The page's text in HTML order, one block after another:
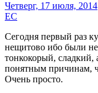
Четверг, 17 июля, 2014
EC
Сегодня первый раз
нещитово ибо были
тонкокорый,
понятным причинам,
Очень просто.